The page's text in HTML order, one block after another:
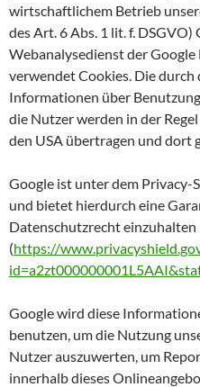
wirtschaftlichem Betrieb
des Art. 6 Abs. 1 lit. f.
Webanalysedienst der Google
verwendet Cookies. Die durch
Informationen über
die Nutzer werden in der
den USA übertragen und dort
Google ist unter dem
und bietet hierdurch eine
Datenschutzrecht einzuhalten
(https://
Google wird diese
benutzen, um die Nutzung
Nutzer auszuwerten, um
innerhalb dieses